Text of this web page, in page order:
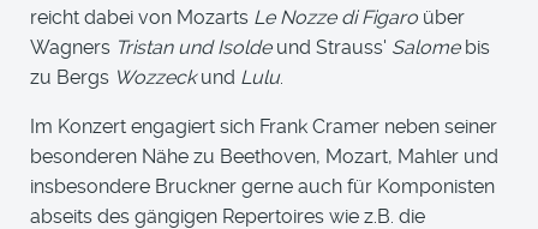
reicht dabei von Mozarts Le Nozze di Figaro über
Wagners Tristan und Isoldeund Strauss' Salomebis
zu Bergs Wozzeckund Lulu.
Im Konzert engagiert sich Frank Cramer neben seiner
besonderen Nähe zu Beethoven, Mozart, Mahler und
insbesondere Bruckner gerne auch für Komponisten
abseits des gängigen Repertoires wie z.B. die